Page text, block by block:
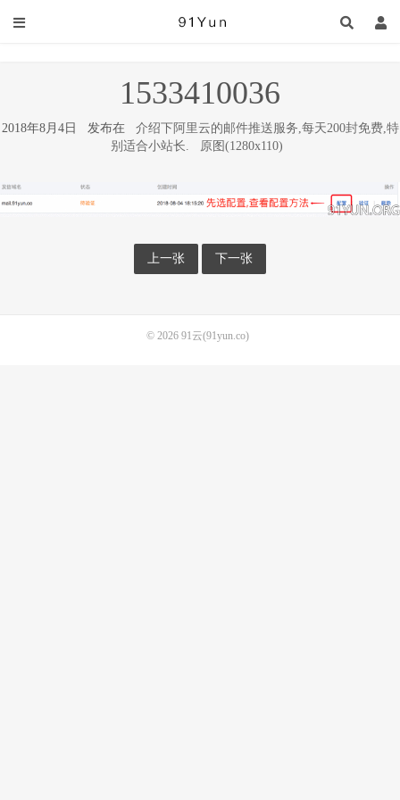
1533410036
2018年8月4日 发布在 介绍下阿里云的邮件推送服务,每天200封免费,特
别适合小站长.
原图(1280x110)
上一张 下一张
© 2026 91云(91yun.co)